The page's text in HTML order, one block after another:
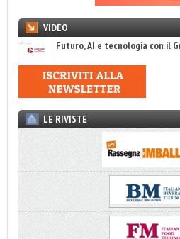
VIDEO
Futuro, AI e tecnologia con il
LE RIVISTE